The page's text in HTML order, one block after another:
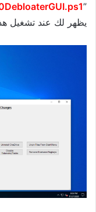
”
يظهر لك عند تشغيل